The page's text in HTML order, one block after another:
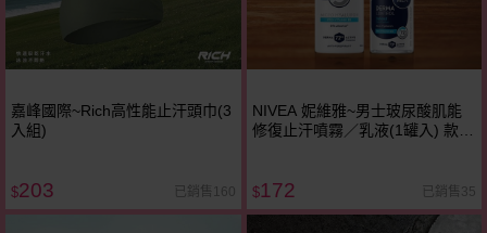
嘉峰國際~Rich高性能止汗頭巾(3
入組)
$203 已銷售160
NIVEA 妮維雅~男士玻尿酸肌能
修復止汗噴霧／乳液(1罐入) 款式
$172 已銷售35